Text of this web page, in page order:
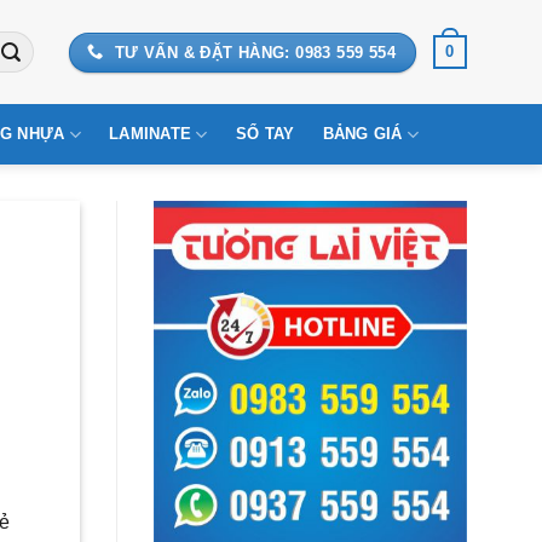
TƯ VẤN & ĐẶT HÀNG: 0983 559 554 0
NHỰA LAMINATE SỔ TAY BẢNG GIÁ